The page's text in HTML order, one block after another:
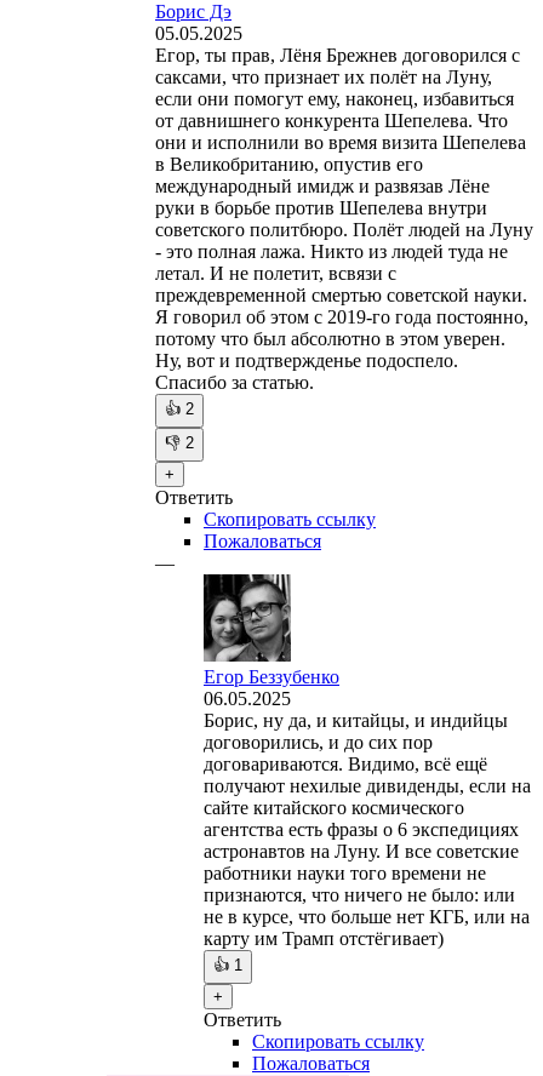
Борис Дэ
05.05.2025
Егор, ты прав, Лёня Брежнев договорился с
саксами, что признает их полёт на Луну,
если они помогут ему, наконец, избавиться
от давнишнего конкурента Шепелева. Что
они и исполнили во время визита Шепелева
в Великобританию, опустив его
международный имидж и развязав Лёне
руки в борьбе против Шепелева внутри
советского политбюро. Полёт людей на Луну
- это полная лажа. Никто из людей туда не
летал. И не полетит, всвязи с
преждевременной смертью советской науки.
Я говорил об этом с 2019-го года постоянно,
потому что был абсолютно в этом уверен.
Ну, вот и подтвержденье подоспело.
Спасибо за статью.
👍 2
👎 2
+
Ответить
Скопировать ссылку
Пожаловаться
—
Егор Беззубенко
06.05.2025
Борис, ну да, и китайцы, и индийцы
договорились, и до сих пор
договариваются. Видимо, всё ещё
получают нехилые дивиденды, если на
сайте китайского космического
агентства есть фразы о 6 экспедициях
астронавтов на Луну. И все советские
работники науки того времени не
признаются, что ничего не было: или
не в курсе, что больше нет КГБ, или на
карту им Трамп отстёгивает)
👍 1
+
Ответить
Скопировать ссылку
Пожаловаться